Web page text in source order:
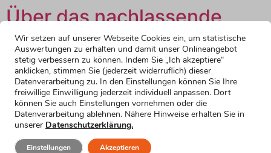
Über das nachlassende
Erinnerungsvermögen
Rede zum 50. Geburtstag: Über das nachlassende
Erinnerungsvermögen Hier findest du
Formulierungsvorschläge, um in deiner Rede zum 50.
Geburtstag eine humorvolle Bemerkung über das
nachlassende Erinnerungsvermögen im Alter zu machen.
Wähle einfach die Formulierung, die am besten zu dir
Wir setzen auf unserer Webseite Cookies ein, um statistische
Auswertungen zu erhalten und damit unser Onlineangebot
stetig verbessern zu können. Indem Sie „Ich akzeptiere“
anklicken, stimmen Sie (jederzeit widerruflich) dieser
Datenverarbeitung zu. In den Einstellungen können Sie Ihre
freiwillige Einwilligung jederzeit individuell anpassen. Dort
können Sie auch Einstellungen vornehmen oder die
Datenverarbeitung ablehnen. Nähere Hinweise erhalten Sie in
unserer Datenschutzerklärung.
Akzeptieren
Einstellungen